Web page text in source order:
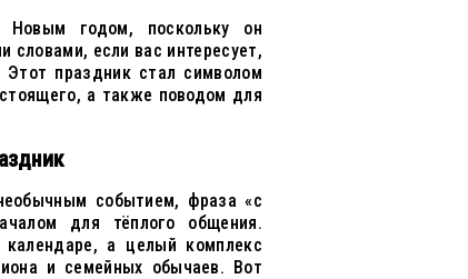
годом, поскольку он
словами, если вас интересует,
праздник стал символом
а также поводом для
событием, фраза «с
для тёплого общения.
а целый комплекс
и семейных обычаев. Вот